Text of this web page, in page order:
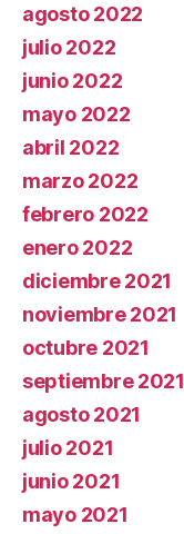
agosto 2022
julio 2022
junio 2022
mayo 2022
abril 2022
marzo 2022
febrero 2022
enero 2022
diciembre 2021
noviembre 2021
octubre 2021
septiembre 2021
agosto 2021
julio 2021
junio 2021
mayo 2021